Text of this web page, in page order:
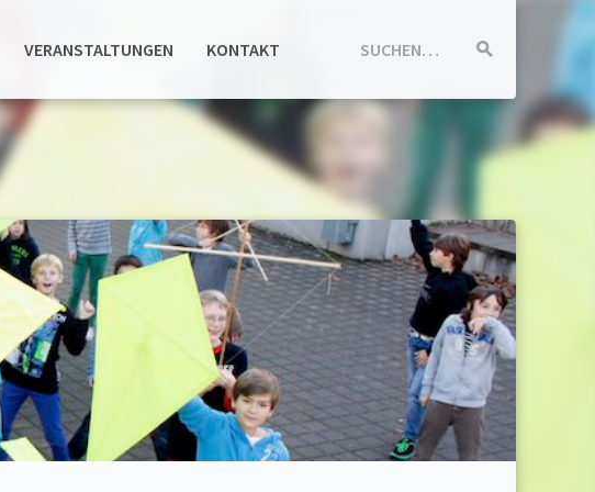
SUCHEN…
Suche
VERANSTALTUNGEN KONTAKT